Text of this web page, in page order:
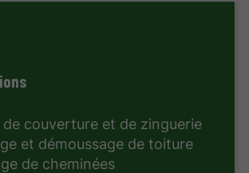
de couverture et de zinguerie
et démoussage de toiture
de cheminées